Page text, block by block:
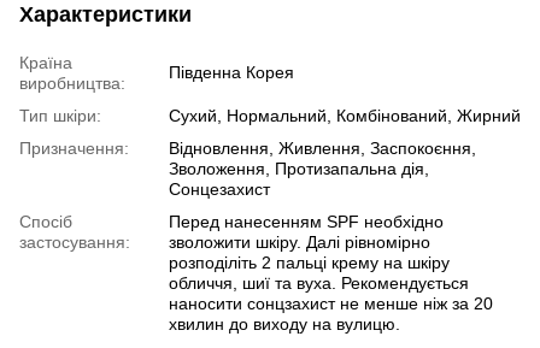
Характеристики
Країна
виробництва:
Південна Корея
Тип шкіри:
Сухий, Нормальний, Комбінований, Жирний
Призначення:
Відновлення, Живлення, Заспокоєння,
Зволоження, Протизапальна дія,
Сонцезахист
Спосіб
застосування:
Перед нанесенням SPF необхідно
зволожити шкіру. Далі рівномірно
розподіліть 2 пальці крему на шкіру
обличчя, шиї та вуха. Рекомендується
наносити сонцзахист не менше ніж за 20
хвилин до виходу на вулицю.